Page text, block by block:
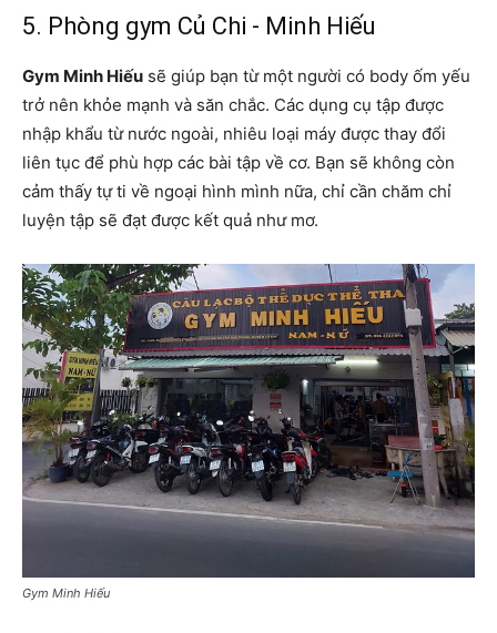
5. Phòng gym Củ Chi - Minh Hiếu
Gym Minh Hiếu sẽ giúp bạn từ một người có body ốm yếu
trở nên khỏe mạnh và săn chắc. Các dụng cụ tập được
nhập khẩu từ nước ngoài, nhiêu loại máy được thay đổi
liên tục để phù hợp các bài tập về cơ. Bạn sẽ không còn
cảm thấy tự ti về ngoại hình mình nữa, chỉ cần chăm chỉ
luyện tập sẽ đạt được kết quả như mơ.
Gym Minh Hiếu